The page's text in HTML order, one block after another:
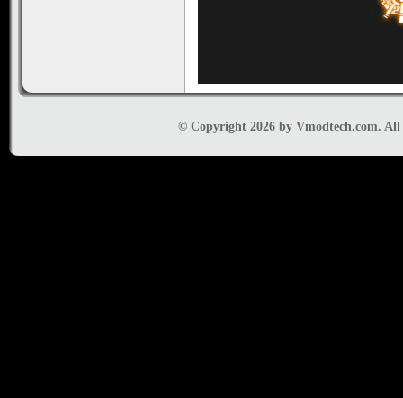
© Copyright 2026 by Vmodtech.com.